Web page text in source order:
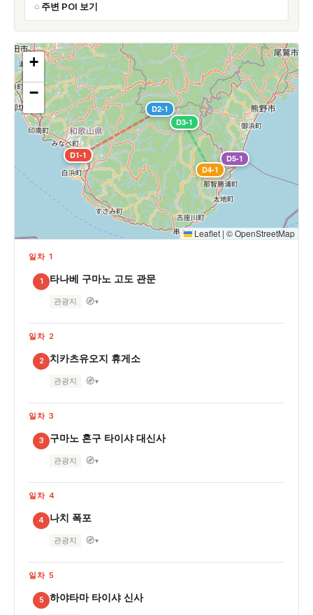
주변 POI 보기
D1-1
D2-1
D3-1
D4-1
D5-1
+
−
Leaflet | ©OpenStreetMap
일차 1
1 타나베 구마노 고도 관문
관광지 🧭▾
일차 2
2 치카츠유오지 휴게소
관광지 🧭▾
일차 3
3 구마노 혼구 타이샤 대신사
관광지 🧭▾
일차 4
4 나치 폭포
관광지 🧭▾
일차 5
5 하야타마 타이샤 신사